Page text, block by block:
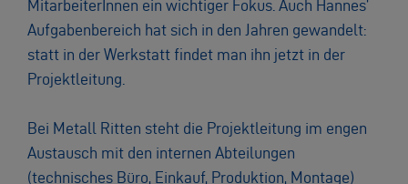
MitarbeiterInnen ein wichtiger Fokus. Auch Hannes’
Aufgabenbereich hat sich in den Jahren gewandelt:
statt in der Werkstatt findet man ihn jetzt in der
Projektleitung.
Bei Metall Ritten steht die Projektleitung im engen
Austausch mit den internen Abteilungen
(technisches Büro, Einkauf, Produktion, Montage)